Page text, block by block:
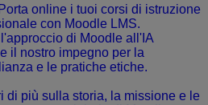
Porta online i tuoi corsi di istruzione
con Moodle LMS.
di Moodle all'IA
il nostro impegno per la
e le pratiche etiche.
di più sulla storia, la missione e le